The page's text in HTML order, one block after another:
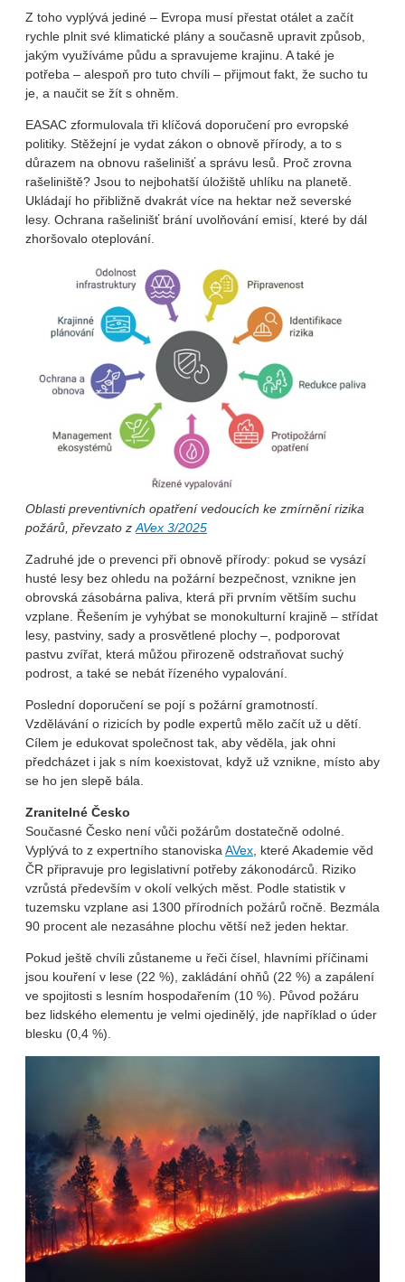
Z toho vyplývá jediné – Evropa musí přestat otálet a začít
rychle plnit své klimatické plány a současně upravit způsob,
jakým využíváme půdu a spravujeme krajinu. A také je
potřeba – alespoň pro tuto chvíli – přijmout fakt, že sucho tu
je, a naučit se žít s ohněm.
EASAC zformulovala tři klíčová doporučení pro evropské
politiky. Stěžejní je vydat zákon o obnově přírody, a to s
důrazem na obnovu rašelinišť a správu lesů. Proč zrovna
rašeliniště? Jsou to nejbohatší úložiště uhlíku na planetě.
Ukládají ho přibližně dvakrát více na hektar než severské
lesy. Ochrana rašelinišť brání uvolňování emisí, které by dál
zhoršovalo oteplování.
Oblasti preventivních opatření vedoucích ke zmírnění rizika
požárů, převzato z AVex 3/2025
Zadruhé jde o prevenci při obnově přírody: pokud se vysází
husté lesy bez ohledu na požární bezpečnost, vznikne jen
obrovská zásobárna paliva, která při prvním větším suchu
vzplane. Řešením je vyhýbat se monokulturní krajině – střídat
lesy, pastviny, sady a prosvětlené plochy –, podporovat
pastvu zvířat, která můžou přirozeně odstraňovat suchý
podrost, a také se nebát řízeného vypalování.
Poslední doporučení se pojí s požární gramotností.
Vzdělávání o rizicích by podle expertů mělo začít už u dětí.
Cílem je edukovat společnost tak, aby věděla, jak ohni
předcházet i jak s ním koexistovat, když už vznikne, místo aby
se ho jen slepě bála.
Zranitelné Česko
Současné Česko není vůči požárům dostatečně odolné.
Vyplývá to z expertního stanoviska AVex , které Akademie věd
ČR připravuje pro legislativní potřeby zákonodárců. Riziko
vzrůstá především v okolí velkých měst. Podle statistik v
tuzemsku vzplane asi 1300 přírodních požárů ročně. Bezmála
90 procent ale nezasáhne plochu větší než jeden hektar.
Pokud ještě chvíli zůstaneme u řeči čísel, hlavními příčinami
jsou kouření v lese (22 %), zakládání ohňů (22 %) a zapálení
ve spojitosti s lesním hospodařením (10 %). Původ požáru
bez lidského elementu je velmi ojedinělý, jde například o úder
blesku (0,4 %).